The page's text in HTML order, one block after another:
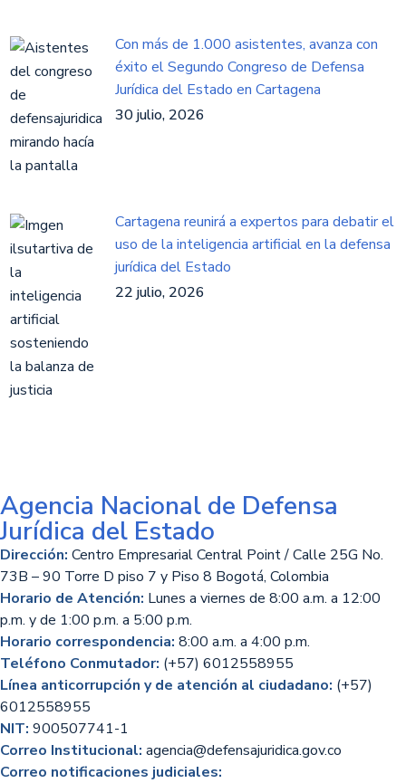
Con más de 1.000 asistentes, avanza con
éxito el Segundo Congreso de Defensa
Jurídica del Estado en Cartagena
30 julio, 2026
Cartagena reunirá a expertos para debatir el
uso de la inteligencia artificial en la defensa
jurídica del Estado
22 julio, 2026
Agencia Nacional de Defensa
Jurídica del Estado
Dirección: Centro Empresarial Central Point / Calle 25G No.
73B – 90 Torre D piso 7 y Piso 8 Bogotá, Colombia
Horario de Atención: Lunes a viernes de 8:00 a.m. a 12:00
p.m. y de 1:00 p.m. a 5:00 p.m.
Horario correspondencia: 8:00 a.m. a 4:00 p.m.
Teléfono Conmutador: (+57) 6012558955
Línea anticorrupción y de atención al ciudadano: (+57)
6012558955
NIT: 900507741-1
Correo Institucional: agencia@defensajuridica.gov.co
Correo notificaciones judiciales: